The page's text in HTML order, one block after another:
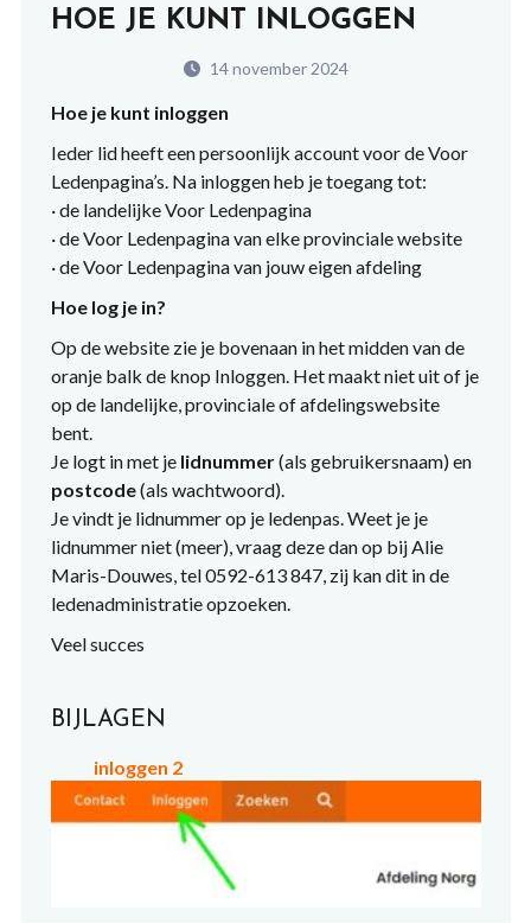
HOE JE KUNT INLOGGEN
14 november 2024
Hoe je kunt inloggen
Ieder lid heeft een persoonlijk account voor de Voor
Ledenpagina’s. Na inloggen heb je toegang tot:
· de landelijke Voor Ledenpagina
· de Voor Ledenpagina van elke provinciale website
· de Voor Ledenpagina van jouw eigen afdeling
Hoe log je in?
Op de website zie je bovenaan in het midden van de
oranje balk de knop Inloggen. Het maakt niet uit of je
op de landelijke, provinciale of afdelingswebsite
bent.
Je logt in met je lidnummer(als gebruikersnaam) en
postcode(als wachtwoord).
Je vindt je lidnummer op je ledenpas. Weet je je
lidnummer niet (meer), vraag deze dan op bij Alie
Maris-Douwes, tel 0592-613 847, zij kan dit in de
ledenadministratie opzoeken.
Veel succes
BIJLAGEN
inloggen 2